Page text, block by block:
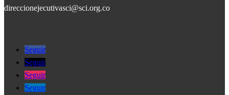
direccionejecutivasci@sci.org.co
Seguir
Seguir
Seguir
Seguir